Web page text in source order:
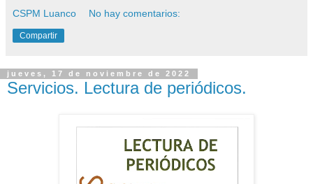
CSPM Luanco No hay comentarios:
Compartir
jueves, 17 de noviembre de 2022
Servicios. Lectura de periódicos.